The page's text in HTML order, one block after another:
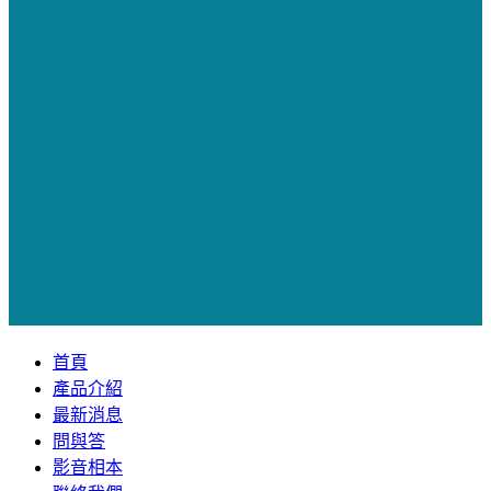
首頁
產品介紹
最新消息
問與答
影音相本